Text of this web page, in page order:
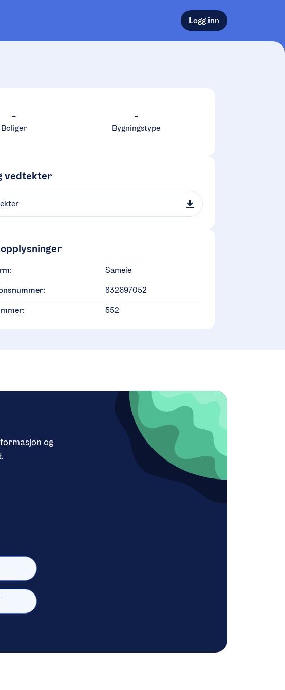
Logg inn
-
Boliger
-
Bygningstype
vedtekter
Sameie
832697052
552
og